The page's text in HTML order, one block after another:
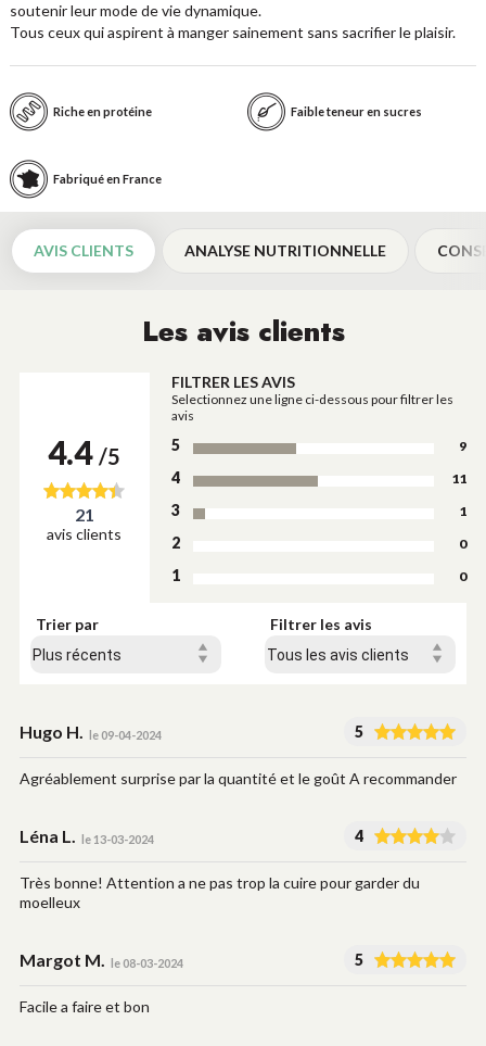
soutenir leur mode de vie dynamique.
Tous ceux qui aspirent à manger sainement sans sacrifier le plaisir.
Riche en protéine Faible teneur en sucres
Fabriqué en France
AVIS CLIENTS ANALYSE NUTRITIONNELLE
Les avis clients
4.4 /5
21
avis clients
FILTRER LES AVIS
Selectionnez une ligne ci-dessous pour filtrer les
avis
5 9
4 11
3 1
2 0
1 0
Trier par Filtrer les avis
Hugo H. le 09-04-2024 5
Agréablement surprise par la quantité et le goût A recommander
Léna L. le 13-03-2024 4
Très bonne! Attention a ne pas trop la cuire pour garder du
moelleux
Margot M. le 08-03-2024 5
Facile a faire et bon